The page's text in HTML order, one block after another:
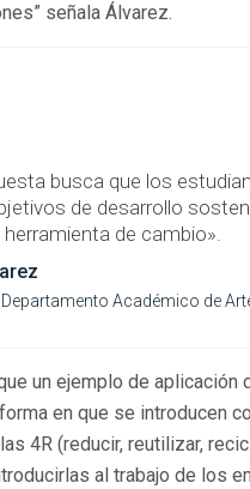
señala Álvarez.
busca que los
de desarrollo
de cambio».
Académico de
un ejemplo de aplicación
en que se introducen
4R (reducir, reutilizar,
al trabajo de los